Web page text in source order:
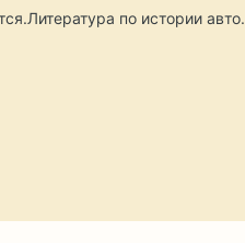
по истории авто.